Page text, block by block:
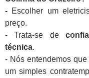
- Escolher um
preço.
- Trata-se de
técnica.
- Nós entendemos
um simples